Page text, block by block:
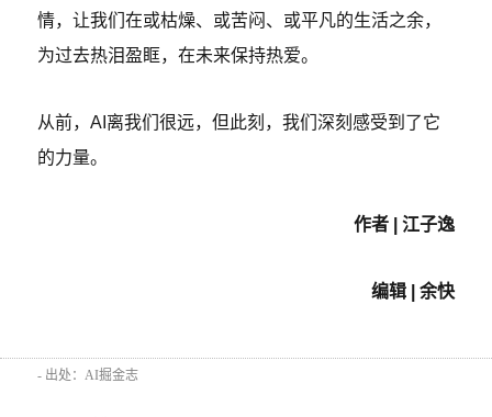
情，让我们在或枯燥、或苦闷、或平凡的生活之余，
为过去热泪盈眶，在未来保持热爱。
从前，AI离我们 很远，但此刻，我们深刻感受到了它
的力量。
作者 | 江子逸
编辑 | 余快
- 出处：AI掘金志